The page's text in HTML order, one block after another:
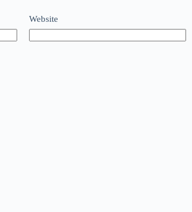
Website